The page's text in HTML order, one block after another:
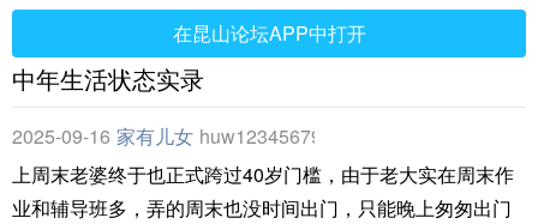
在昆山论坛APP中打开
中年生活状态实录
2025-09-16 家有儿女 huw12345679
上周末老婆终于也正式跨过40岁门槛，由于老大实在周末作
业和辅导班多，弄的周末也没时间出门，只能晚上匆匆出门